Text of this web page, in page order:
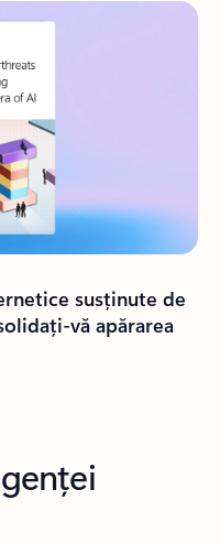
susținute de
vă apărarea